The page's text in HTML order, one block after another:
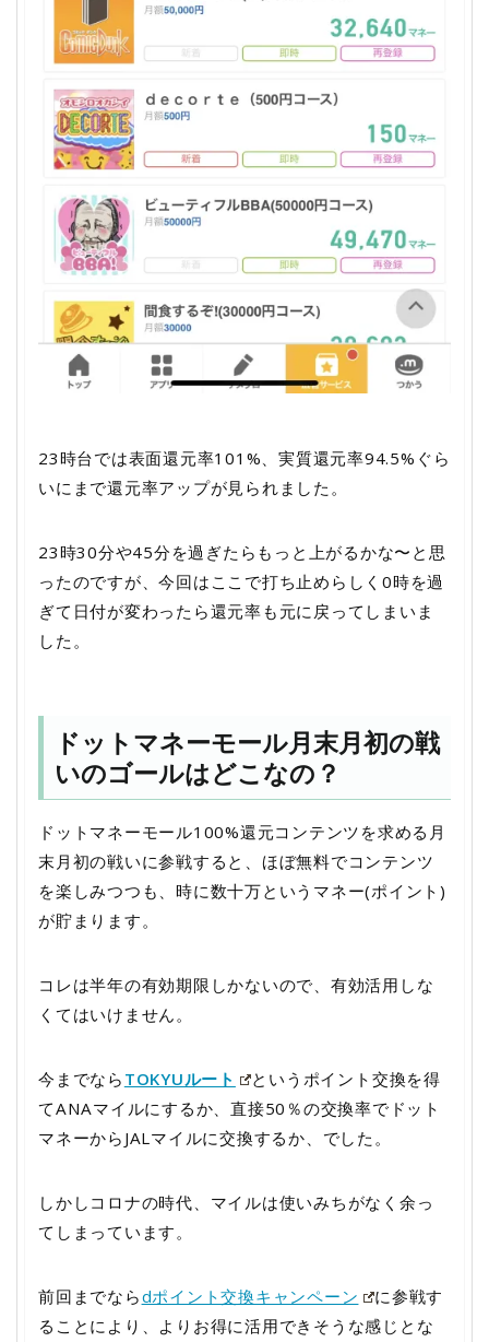
23時台では表面還元率101%、実質還元率94.5%ぐら
いにまで還元率アップが見られました。
23時30分や45分を過ぎたらもっと上がるかな〜と思
ったのですが、今回はここで打ち止めらしく0時を過
ぎて日付が変わったら還元率も元に戻ってしまいま
した。
ドットマネーモール月末月初の戦
いのゴールはどこなの？
ドットマネーモール100%還元コンテンツを求める月
末月初の戦いに参戦すると、ほぼ無料でコンテンツ
を楽しみつつも、時に数十万というマネー(ポイント)
が貯まります。
コレは半年の有効期限しかないので、有効活用しな
くてはいけません。
今までなら TOKYUルート
というポイント交換を得
てANAマイルにするか、直接50％の交換率でドット
マネーからJALマイルに交換するか、でした。
しかしコロナの時代、マイルは使いみちがなく余っ
てしまっています。
前回までならdポイント交換キャンペーン
に参戦す
ることにより、よりお得に活用できそうな感じとな